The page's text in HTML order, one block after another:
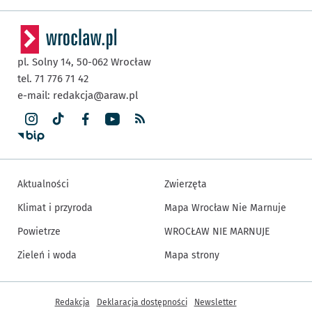
pl. Solny 14, 50-062 Wrocław
tel. 71 776 71 42
e-mail: redakcja@araw.pl
Aktualności
Klimat i przyroda
Powietrze
Zieleń i woda
Zwierzęta
Mapa Wrocław Nie Marnuje
WROCŁAW NIE MARNUJE
Mapa strony
Inne informacje
Redakcja Deklaracja dostępności Newsletter